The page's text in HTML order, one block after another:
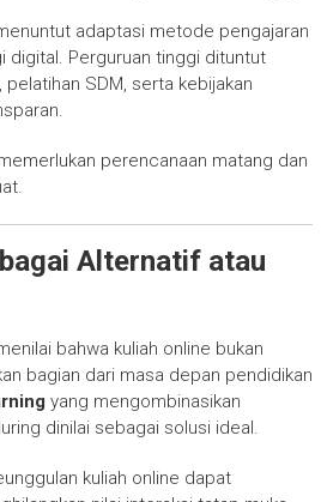
adaptasi metode pengajaran
digital. Perguruan tinggi dituntut
SDM, serta kebijakan
perencanaan matang dan
Alternatif atau
bahwa kuliah online bukan
bagian dari masa depan pendidikan
yang mengombinasikan
dinilai sebagai solusi ideal.
kuliah online dapat